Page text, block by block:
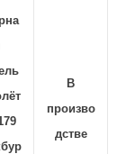
В
произво
дстве